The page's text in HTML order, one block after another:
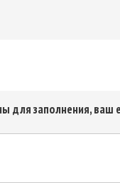
заполнения, ваш